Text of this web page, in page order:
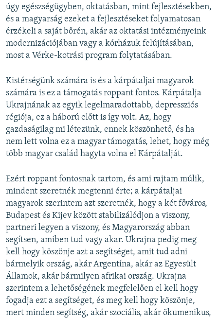
úgy egészségügyben, oktatásban, mint fejlesztésekben,
és a magyarság ezeket a fejlesztéseket folyamatosan
érzékeli a saját bőrén, akár az oktatási intézményeink
modernizációjában vagy a kórházuk felújításában,
most a Vérke-kotrási program folytatásában.
Kistérségünk számára is és a kárpátaljai magyarok
számára is ez a támogatás roppant fontos. Kárpátalja
Ukrajnának az egyik legelmaradottabb, depressziós
régiója, ez a háború előtt is így volt. Az, hogy
gazdaságilag mi létezünk, ennek köszönhető, és ha
nem lett volna ez a magyar támogatás, lehet, hogy még
több magyar család hagyta volna el Kárpátalját.
Ezért roppant fontosnak tartom, és ami rajtam múlik,
mindent szeretnék megtenni érte; a kárpátaljai
magyarok szerintem azt szeretnék, hogy a két főváros,
Budapest és Kijev között stabilizálódjon a viszony,
partneri legyen a viszony, és Magyarország abban
segítsen, amiben tud vagy akar. Ukrajna pedig meg
kell hogy köszönje azt a segítséget, amit tud adni
bármelyik ország, akár Argentína, akár az Egyesült
Államok, akár bármilyen afrikai ország. Ukrajna
szerintem a lehetőségének megfelelően el kell hogy
fogadja ezt a segítséget, és meg kell hogy köszönje,
mert minden segítség, akár szociális, akár ökumenikus,